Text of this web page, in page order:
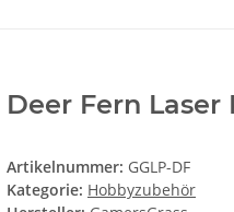
Deer Fern Laser
Artikelnummer: GGLP-DF
Kategorie: Hobbyzubehör